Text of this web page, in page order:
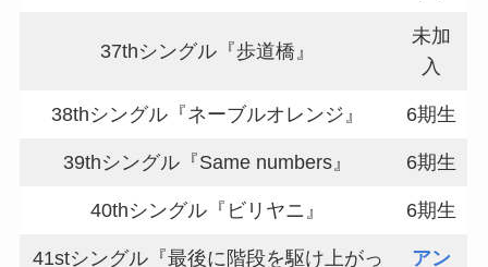
37thシングル『歩道橋』
未加
入
38thシングル『ネーブルオレンジ』 6期生
39thシングル『Same numbers』 6期生
40thシングル『ビリヤニ』 6期生
41stシングル『最後に階段を駆け上がっ
アン